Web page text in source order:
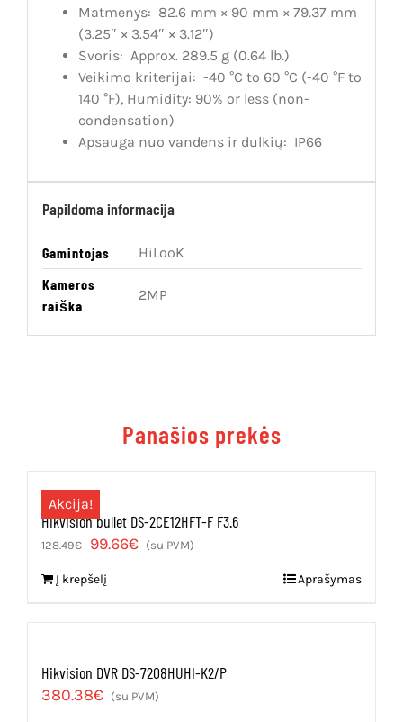
Matmenys: 82.6 mm × 90 mm × 79.37 mm
(3.25″ × 3.54″ × 3.12″)
Svoris: Approx. 289.5 g (0.64 lb.)
Veikimo kriterijai: -40 °C to 60 °C (-40 °F to
140 °F), Humidity: 90% or less (non-
condensation)
Apsauga nuo vandens ir dulkių: IP66
Papildoma informacija
Gamintojas
HiLooK
Kameros
raiška
2MP
Panašios prekės
Akcija!
Hikvision bullet DS-2CE12HFT-F F3.6
128.49€
Original
was:
99.66€Current
(su PVM)
Į krepšelį Aprašymas
Hikvision DVR DS-7208HUHI-K2/P
380.38€ (su PVM)